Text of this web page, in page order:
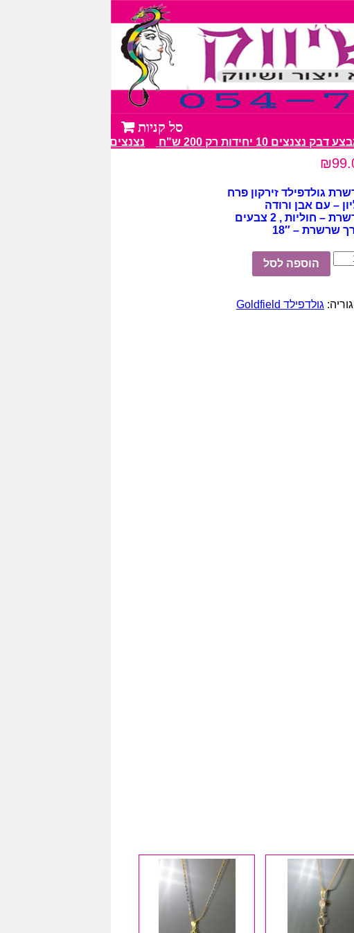
דבק נצנצים 10 יחידות רק 200 ש"ח נצנצים מעל 100 גווני צבע מרהיבים
₪
גולדפילד זירקון פרח
– עם אבן ורודה
– חוליות , 2 צבעים
שרשרת – 18″
הוספה לסל
גולדפילד Goldfield